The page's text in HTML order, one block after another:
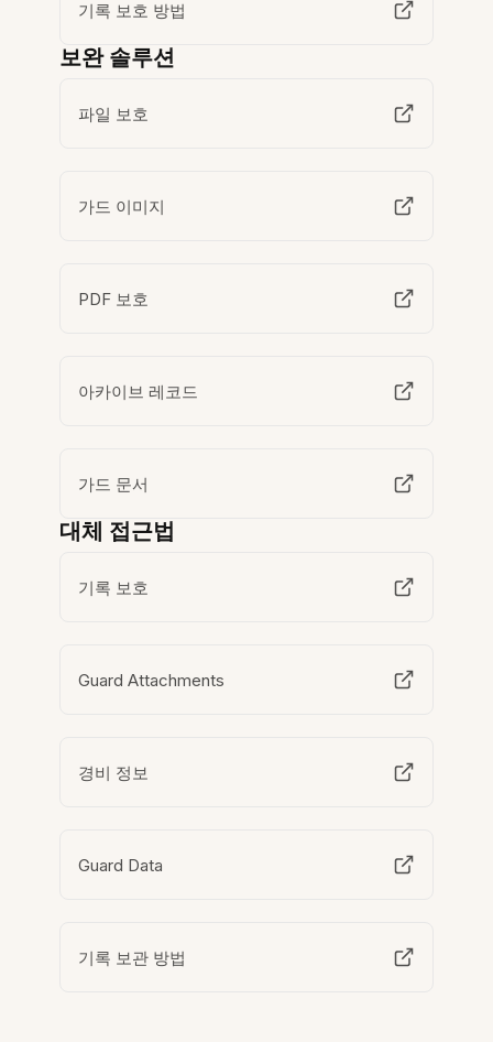
기록 보호 방법
보완 솔루션
파일 보호
가드 이미지
PDF 보호
아카이브 레코드
가드 문서
대체 접근법
기록 보호
Guard Attachments
경비 정보
Guard Data
기록 보관 방법